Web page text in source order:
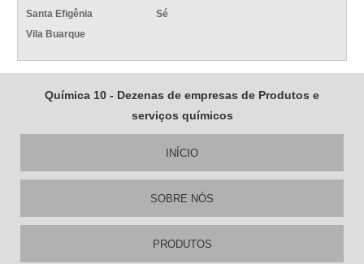
Santa Efigênia
Sé
Vila Buarque
Química 10 - Dezenas de empresas de Produtos e
serviços químicos
INÍCIO
SOBRE NÓS
PRODUTOS